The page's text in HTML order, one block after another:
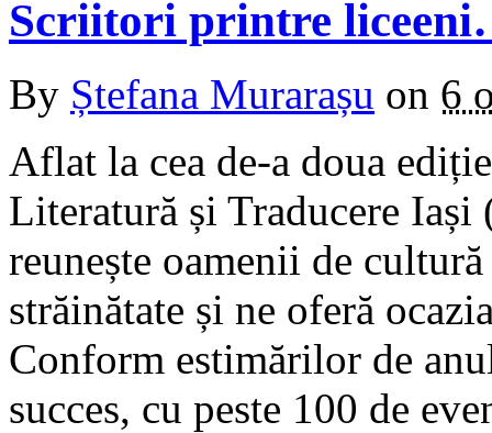
Scriitori printre
By Ștefana Murarașu on 6
Aflat la cea de-a doua
Literatură și Traducere
reunește oamenii de
străinătate și ne oferă
Conform estimărilor de
succes, cu peste 100 de